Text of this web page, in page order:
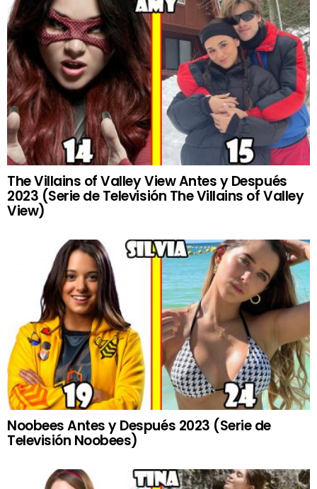
The Villains of Valley View Antes y Después
2023 (Serie de Televisión The Villains of Valley
View)
Noobees Antes y Después 2023 (Serie de
Televisión Noobees)